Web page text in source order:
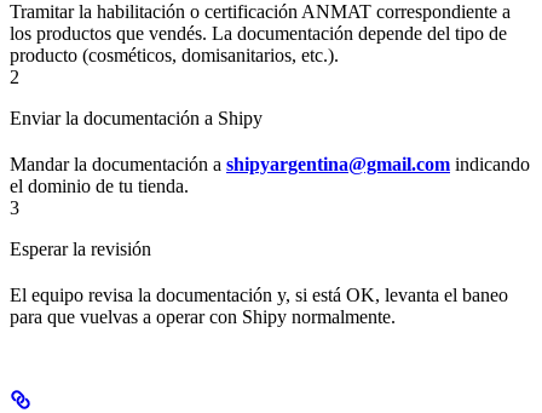
Tramitar la habilitación o certificación ANMAT correspondiente a
los productos que vendés. La documentación depende del tipo de
producto (cosméticos, domisanitarios, etc.).
2
Enviar la documentación a Shipy
Mandar la documentación a shipyargentina@gmail.com indicando
el dominio de tu tienda.
3
Esperar la revisión
El equipo revisa la documentación y, si está OK, levanta el baneo
para que vuelvas a operar con Shipy normalmente.